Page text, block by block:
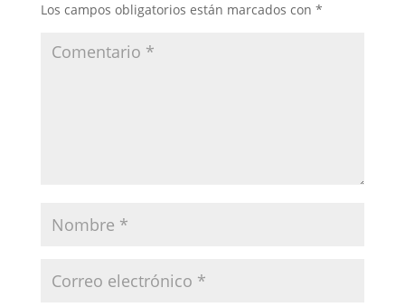
Los campos obligatorios están marcados con *